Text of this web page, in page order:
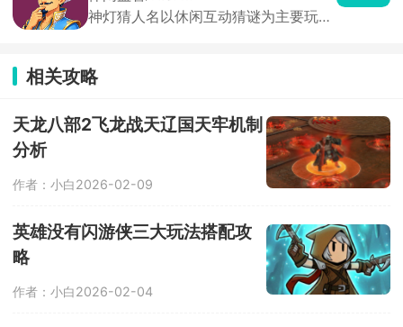
成关卡任务成就，获得丰厚的奖励。
神灯猜人名以休闲互动猜谜为主要玩
世界中的人物都可以，然后神灯就会开
始对玩家提问，玩家只需要回答是或不
了最基础的问答，游戏还设置了很多其
他的玩法，快来挑战吧！
相关攻略
天龙八部2飞龙战天辽国天牢机制
分析
作者：小白2026-02-09
英雄没有闪游侠三大玩法搭配攻
略
作者：小白2026-02-04